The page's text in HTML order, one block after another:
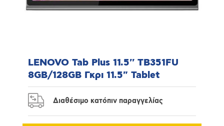
LENOVO Tab Plus 11.5'' TB351FU
8GB/128GB Γκρι 11.5" Tablet
Διαθέσιμο κατόπιν παραγγελίας